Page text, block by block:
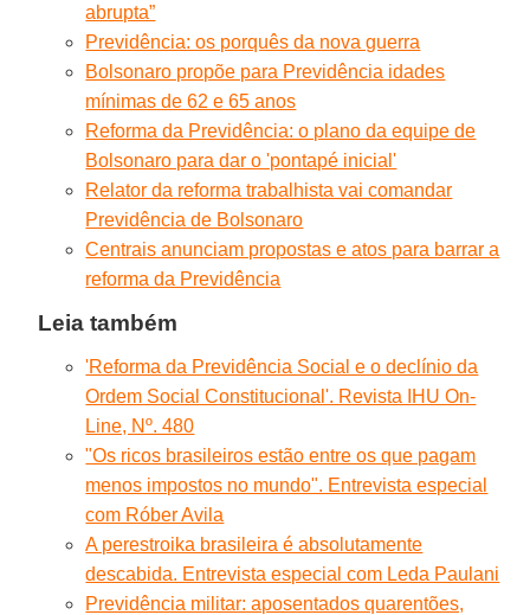
abrupta”
Previdência: os porquês da nova guerra
Bolsonaro propõe para Previdência idades
mínimas de 62 e 65 anos
Reforma da Previdência: o plano da equipe de
Bolsonaro para dar o 'pontapé inicial'
Relator da reforma trabalhista vai comandar
Previdência de Bolsonaro
Centrais anunciam propostas e atos para barrar a
reforma da Previdência
Leia também
'Reforma da Previdência Social e o declínio da
Ordem Social Constitucional'. Revista IHU On-
Line, Nº. 480
"Os ricos brasileiros estão entre os que pagam
menos impostos no mundo". Entrevista especial
com Róber Avila
A perestroika brasileira é absolutamente
descabida. Entrevista especial com Leda Paulani
Previdência militar: aposentados quarentões,